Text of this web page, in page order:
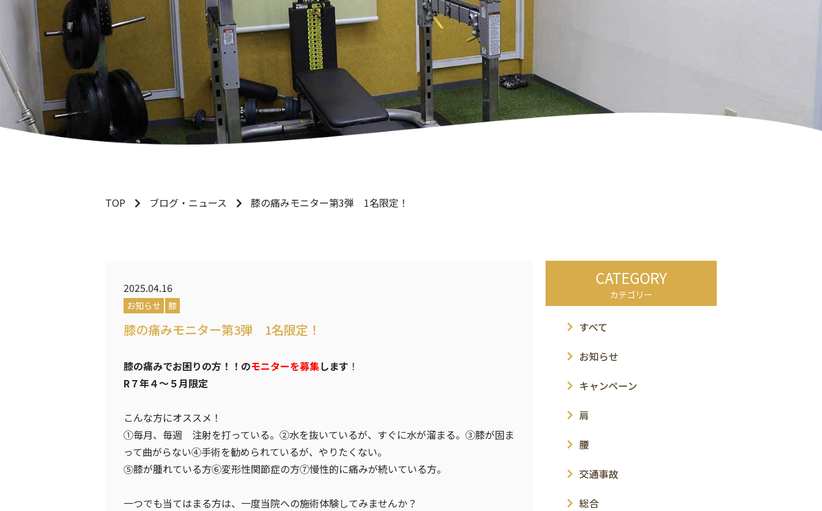
TOP ブログ・ニュース 膝の痛みモニター第3弾 1名限定！
2025.04.16
お知らせ 膝
膝の痛みモニター第3弾 1名限定！
膝の痛みでお困りの方！！のモニターを募集します ！
R７年４～５月限定
こんな方にオススメ！
①毎月、毎週 注射を打っている。②水を抜いているが、すぐに水が溜まる。③膝が固ま
って曲がらない④手術を勧められているが、やりたくない。
⑤膝が腫れている方⑥変形性関節症の方⑦慢性的に痛みが続いている方。
一つでも当てはまる方は、一度当院への施術体験してみませんか？
CATEGORY
カテゴリー
すべて
お知らせ
キャンペーン
肩
腰
交通事故
総合